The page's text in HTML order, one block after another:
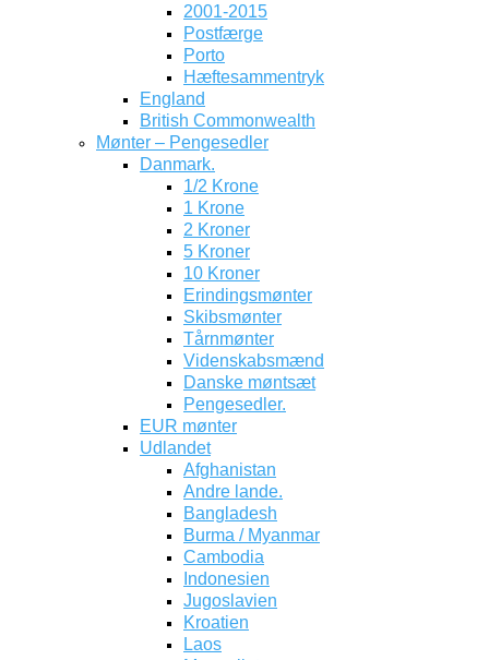
2001-2015
Postfærge
Porto
Hæftesammentryk
England
British Commonwealth
Mønter – Pengesedler
Danmark.
1/2 Krone
1 Krone
2 Kroner
5 Kroner
10 Kroner
Erindingsmønter
Skibsmønter
Tårnmønter
Videnskabsmænd
Danske møntsæt
Pengesedler.
EUR mønter
Udlandet
Afghanistan
Andre lande.
Bangladesh
Burma / Myanmar
Cambodia
Indonesien
Jugoslavien
Kroatien
Laos